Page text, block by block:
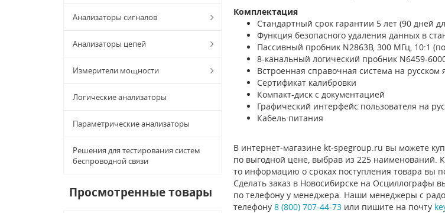
Анализаторы сигналов
Анализаторы цепей
Измерители мощности
Логические анализаторы
Параметрические анализаторы
Решения для тестирования систем
беспроводной связи
Просмотренные товары
Комплектация
Стандартный срок гарантии 5 лет (90 дней
Функция безопасного удаления данных в
Пассивный пробник N2863B, 300 МГц, 10:1
8-канальный логический пробник N6459-
Встроенная справочная система на русском
Сертификат калибровки
Компакт-диск с документацией
Графический интерфейс пользователя на
Кабель питания
В интернет-магазине kt-spegroup.ru вы можете
по выгодной цене, выбрав из 225 наименований.
то информацию о сроках поступления товара вы
Сделать заказ в Новосибирске на Осциллографы
по телефону у менеджера. Наши менеджеры с
телефону 8 (800) 707-44-73или пишите на почту